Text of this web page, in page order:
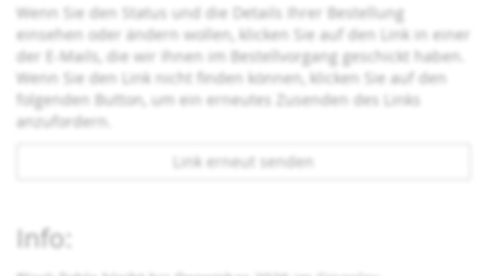
Wenn Sie den Status und die Details Ihrer Bestellung
einsehen oder ändern wollen, klicken Sie auf den Link in einer
der E-Mails, die wir Ihnen im Bestellvorgang geschickt haben.
Wenn Sie den Link nicht finden können, klicken Sie auf den
folgenden Button, um ein erneutes Zusenden des Links
anzufordern.
Link erneut senden
Info: